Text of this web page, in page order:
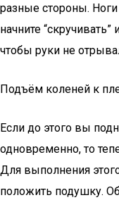
разные стороны.
начните
чтобы руки не
Подъём коленей к
Если до этого вы
одновременно, то
Для выполнения
положить подушку.